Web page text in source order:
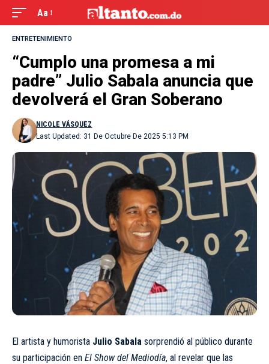
Aa
ENTRETENIMIENTO
“Cumplo una promesa a mi
padre” Julio Sabala anuncia que
devolverá el Gran Soberano
Last Updated: 31 De Octubre De 2025 5:13 PM
NICOLE VÁSQUEZ
El artista y humorista Julio Sabala sorprendió al público durante
su participación en El Show del Mediodía, al revelar que las